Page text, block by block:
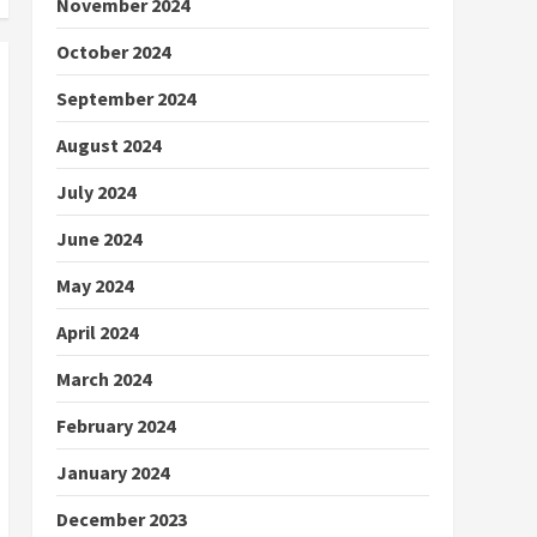
October 2024
September 2024
August 2024
July 2024
June 2024
May 2024
April 2024
March 2024
February 2024
January 2024
December 2023